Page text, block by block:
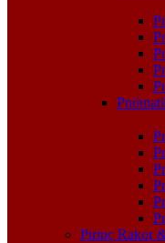
Pirinç Rakor